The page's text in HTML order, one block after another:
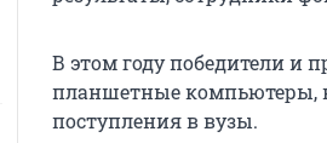
В этом году победители и
планшетные компьютеры,
поступления в вузы.